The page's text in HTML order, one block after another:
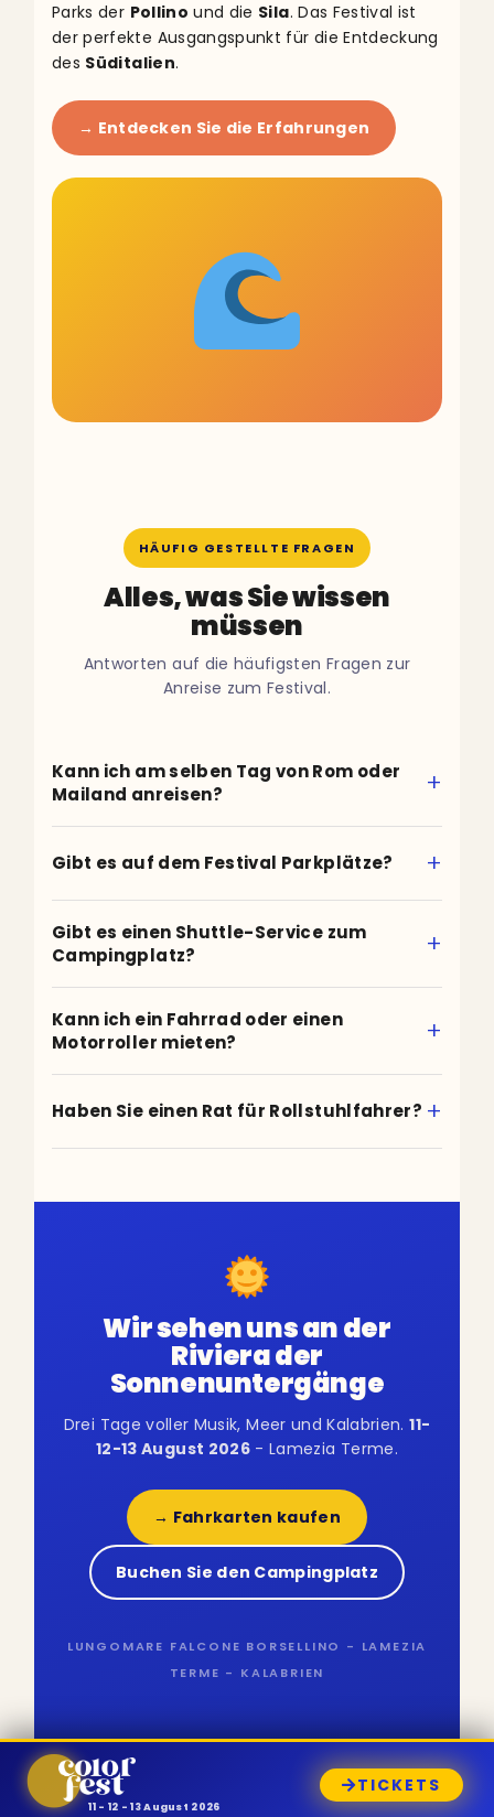
Parks der Pollino und die Sila. Das Festival ist
der perfekte Ausgangspunkt für die Entdeckung
des Süditalien.
→ Entdecken Sie die Erfahrungen
HÄUFIG GESTELLTE FRAGEN
Alles, was Sie wissen
müssen
Antworten auf die häufigsten Fragen zur
Anreise zum Festival.
Kann ich am selben Tag von Rom oder
Mailand anreisen?
Gibt es auf dem Festival Parkplätze?
Gibt es einen Shuttle-Service zum
Campingplatz?
Kann ich ein Fahrrad oder einen
Motorroller mieten?
Haben Sie einen Rat für Rollstuhlfahrer?
Wir sehen uns an der
Riviera der
Sonnenuntergänge
Drei Tage voller Musik, Meer und Kalabrien.11-
12-13 August 2026 - Lamezia Terme.
→ Fahrkarten kaufen
Buchen Sie den Campingplatz
LUNGOMARE FALCONE BORSELLINO - LAMEZIA
TERME - KALABRIEN
11 - 12 - 13 August 2026
TICKETS